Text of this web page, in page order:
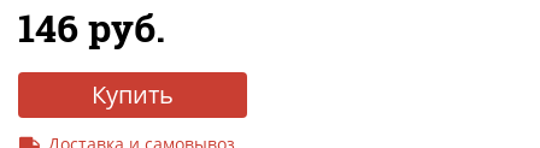
146 руб.
Купить